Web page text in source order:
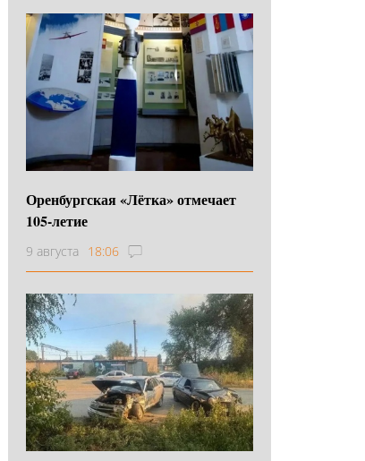
Оренбургская «Лётка» отмечает
105-летие
9 августа 18:06